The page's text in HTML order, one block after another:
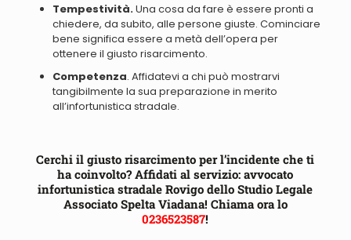
Tempestività.Una cosa da fare è essere pronti a
chiedere, da subito, alle persone giuste. Cominciare
bene significa essere a metà dell’opera per
ottenere il giusto risarcimento.
Competenza. Affidatevi a chi può mostrarvi
tangibilmente la sua preparazione in merito
all’infortunistica stradale.
Cerchi il giusto risarcimento per l’incidente che ti
ha coinvolto? Affidati al servizio: avvocato
infortunistica stradale Rovigo dello Studio Legale
Associato Spelta Viadana! Chiama ora lo
0236523587!